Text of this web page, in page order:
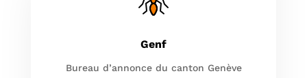
Genf
Bureau d’annonce du canton Genève